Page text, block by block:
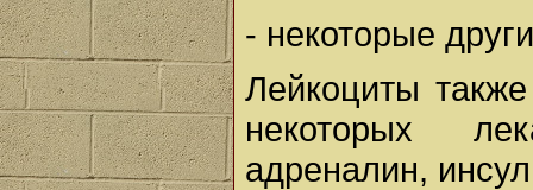
- некоторые
Лейкоциты
некоторых
адреналин,